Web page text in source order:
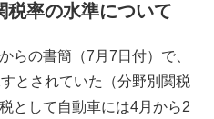
税率の水準について
らの書簡（7月7日付）で、
とされていた（分野別関税
として自動車には4月から2